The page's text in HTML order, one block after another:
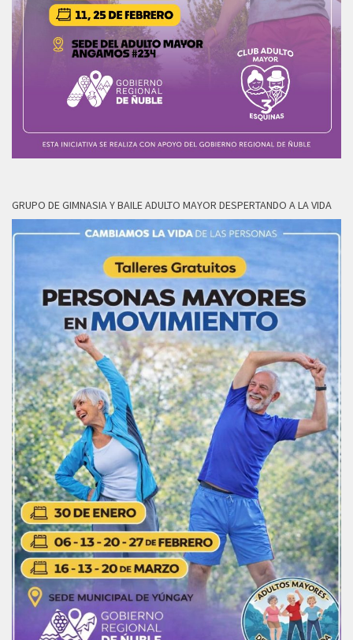
GRUPO DE GIMNASIA Y BAILE ADULTO MAYOR DESPERTANDO A LA VIDA